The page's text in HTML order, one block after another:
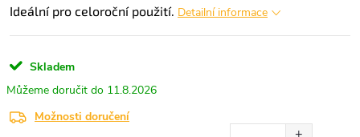
Ideální pro celoroční použití. Detailní informace
Skladem
11.8.2026
Možnosti doručení